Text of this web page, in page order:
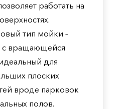
работать на
тип мойки –
с вращающейся
для
плоских
вроде парковок
полов.